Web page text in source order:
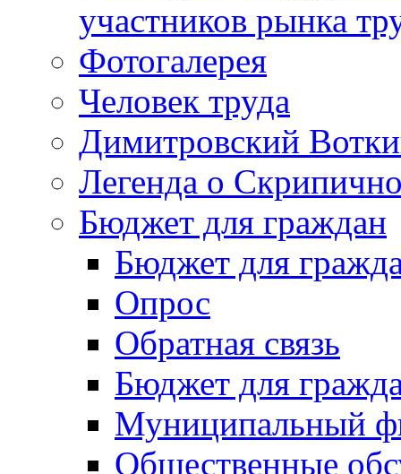
участников рынка
Фотогалерея
Человек труда
Димитровский
Легенда о
Бюджет для граждан
Бюджет для
Опрос
Обратная связь
Бюджет для
Муниципальный
Общественные